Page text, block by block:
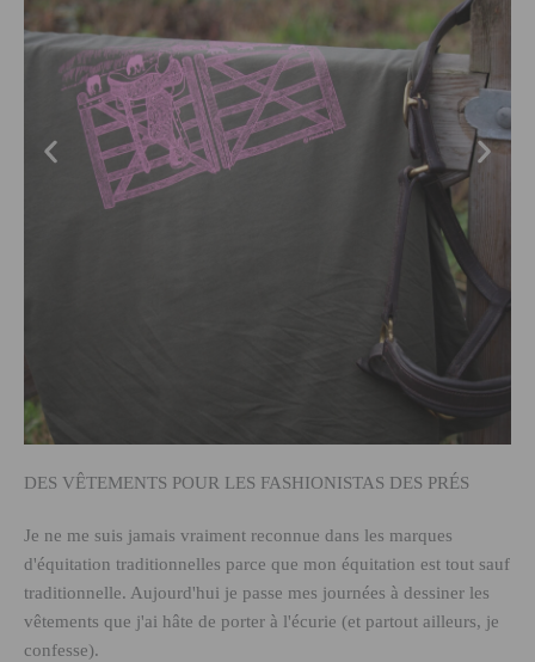
DES VÊTEMENTS POUR LES FASHIONISTAS DES PRÉS
Je ne me suis jamais vraiment reconnue dans les marques
d'équitation traditionnelles parce que mon équitation est tout sauf
traditionnelle. Aujourd'hui je passe mes journées à dessiner les
vêtements que j'ai hâte de porter à l'écurie (et partout ailleurs, je
confesse).